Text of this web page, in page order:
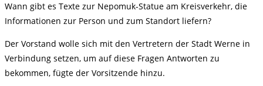
Wann gibt es Texte zur Nepomuk-Statue am Kreisverkehr, die
Informationen zur Person und zum Standort liefern?
Der Vorstand wolle sich mit den Vertretern der Stadt Werne in
Verbindung setzen, um auf diese Fragen Antworten zu
bekommen, fügte der Vorsitzende hinzu.